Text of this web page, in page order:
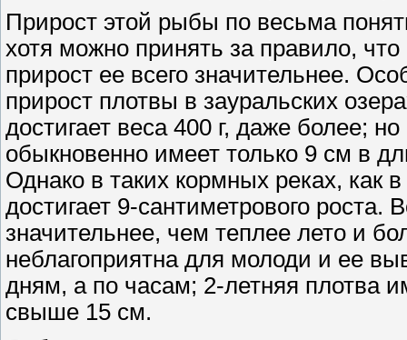
Прирост этой рыбы по весьма
хотя можно принять за правило,
прирост ее всего значительнее.
прирост плотвы в зауральских
достигает веса 400 г, даже более;
обыкновенно имеет только 9 см в
Однако в таких кормных реках, как
достигает 9-сантиметрового
значительнее, чем теплее лето и
неблагоприятна для молоди и ее
дням, а по часам; 2-летняя плотва
свыше 15 см.